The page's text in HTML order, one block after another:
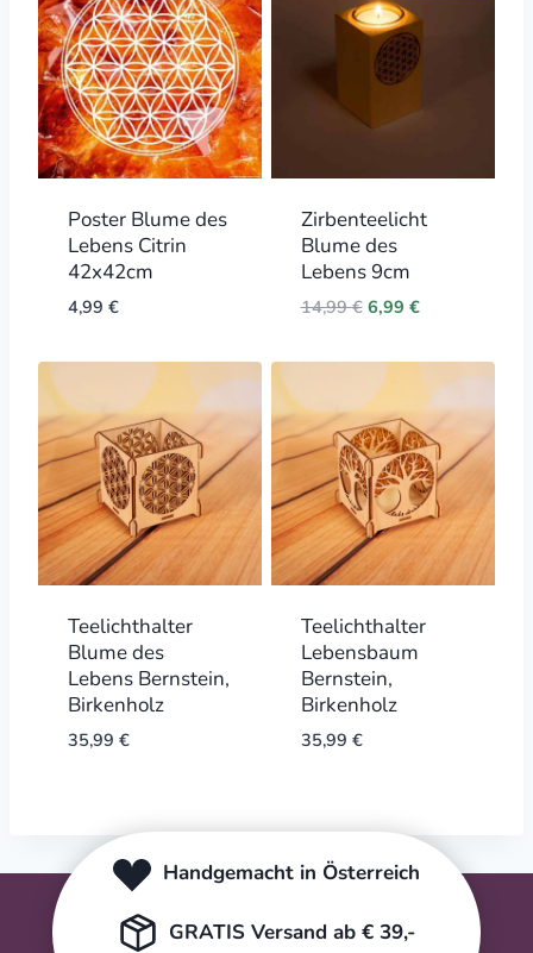
Poster Blume des
Lebens Citrin
42x42cm
4,99 €
Zirbenteelicht
Blume des
Lebens 9cm
14,99€ Original
6,99 €Current
6,99 €.
Teelichthalter
Blume des
Lebens Bernstein,
Birkenholz
35,99 €
Teelichthalter
Lebensbaum
Bernstein,
Birkenholz
35,99 €
Handgemacht in Österreich
GRATIS Versand ab € 39,-